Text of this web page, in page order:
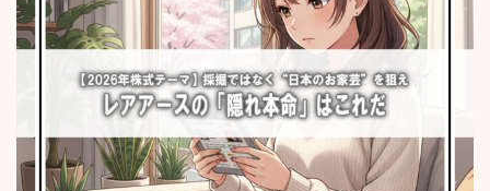
フリマ物販
Yahoo出品
メルカリ販売
投資・株